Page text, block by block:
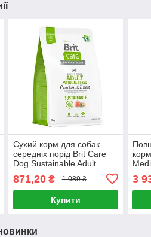
Сухий корм для собак
середніх порід Brit Care
Dog Sustainable Adult
комахи 3 кг
871,20₴ 1 089 ₴
Купити
3